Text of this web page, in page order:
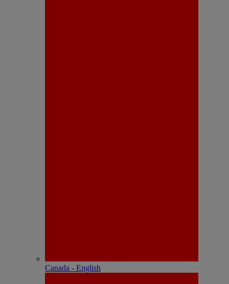
Canada - English